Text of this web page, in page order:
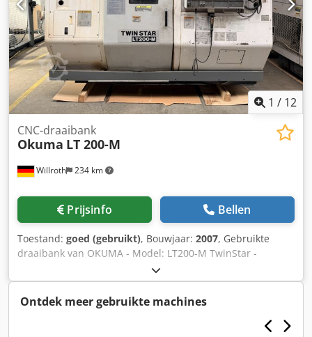
1 / 12
Willroth 234 km
CNC-draaibank
Okuma LT 200-M
Prijsinfo Bellen
Toestand: goed (gebruikt), Bouwjaar: 2007, Gebruikte
draaibank van OKUMA - Model: LT200-M TwinStar -
Bouwjaar: 2007 - Inclusief spanentransporteur Dodpfov S
Svvjx Aphjck - Koelmiddeltank - Direct beschikbaar
Ontdek meer gebruikte machines